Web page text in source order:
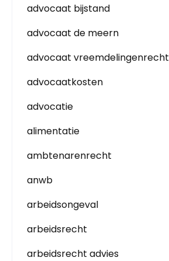
advocaat bijstand
advocaat de meern
advocaat vreemdelingenrecht
advocaatkosten
advocatie
alimentatie
ambtenarenrecht
anwb
arbeidsongeval
arbeidsrecht
arbeidsrecht advies